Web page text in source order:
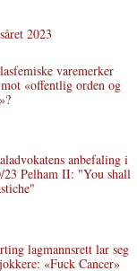
2023
varemerker
«offentlig orden og
anbefaling i
23 Pelham II: "You shall
lagmannsrett lar seg
«Fuck Cancer»